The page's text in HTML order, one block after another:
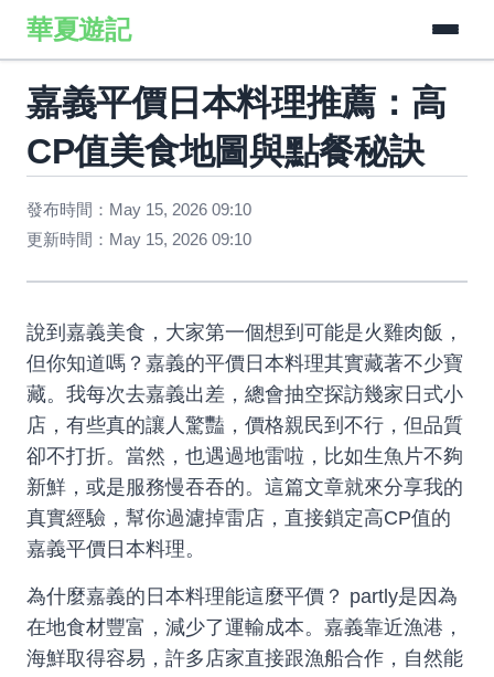
華夏遊記
嘉義平價日本料理推薦：高
CP值美食地圖與點餐秘訣
發布時間：May 15, 2026 09:10
更新時間：May 15, 2026 09:10
說到嘉義美食，大家第一個想到可能是火雞肉飯，
但你知道嗎？嘉義的平價日本料理其實藏著不少寶
藏。我每次去嘉義出差，總會抽空探訪幾家日式小
店，有些真的讓人驚豔，價格親民到不行，但品質
卻不打折。當然，也遇過地雷啦，比如生魚片不夠
新鮮，或是服務慢吞吞的。這篇文章就來分享我的
真實經驗，幫你過濾掉雷店，直接鎖定高CP值的
嘉義平價日本料理。
為什麼嘉義的日本料理能這麼平價？ partly是因為
在地食材豐富，減少了運輸成本。嘉義靠近漁港，
海鮮取得容易，許多店家直接跟漁船合作，自然能